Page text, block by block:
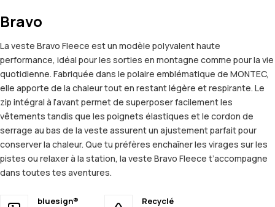
Bravo
La veste Bravo Fleece est un modèle polyvalent haute
performance, idéal pour les sorties en montagne comme pour la vie
quotidienne. Fabriquée dans le polaire emblématique de MONTEC,
elle apporte de la chaleur tout en restant légère et respirante. Le
zip intégral à l’avant permet de superposer facilement les
vêtements tandis que les poignets élastiques et le cordon de
serrage au bas de la veste assurent un ajustement parfait pour
conserver la chaleur. Que tu préfères enchaîner les virages sur les
pistes ou relaxer à la station, la veste Bravo Fleece t’accompagne
dans toutes tes aventures.
bluesign®
Recyclé